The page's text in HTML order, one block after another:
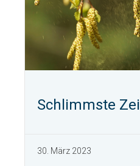
Schlimmste
30. März 2023